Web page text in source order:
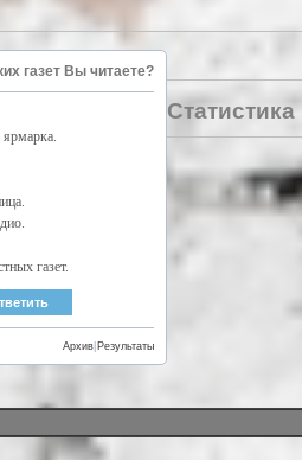
газет Вы читаете?
газет.
Результаты
Архив
Статистика